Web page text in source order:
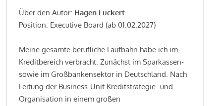
Über den Autor: Hagen Luckert
Position: Executive Board (ab 01.02.2027)
Meine gesamte berufliche Laufbahn habe ich im
Kreditbereich verbracht. Zunächst im Sparkassen-
sowie im Großbankensektor in Deutschland. Nach
Leitung der Business-Unit Kreditstrategie- und
Organisation in einem großen